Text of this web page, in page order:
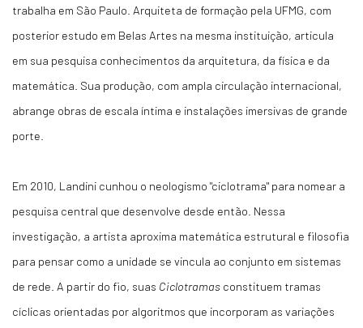
trabalha em São Paulo. Arquiteta de formação pela UFMG, com
posterior estudo em Belas Artes na mesma instituição, articula
em sua pesquisa conhecimentos da arquitetura, da física e da
matemática. Sua produção, com ampla circulação internacional,
abrange obras de escala íntima e instalações imersivas de grande
porte.
Em 2010, Landini cunhou o neologismo "ciclotrama" para nomear a
pesquisa central que desenvolve desde então. Nessa
investigação, a artista aproxima matemática estrutural e filosofia
para pensar como a unidade se vincula ao conjunto em sistemas
de rede. A partir do fio, suas Ciclotramas constituem tramas
cíclicas orientadas por algoritmos que incorporam as variações